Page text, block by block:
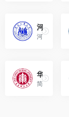
河北工业大学（Hebei University of Technology）
河北工业大学由河北省人民政府、天津市人民政府和教育部共建，由河北省教育厅主管，入选国家“双一流”建设高校。
华东师范大学（East China Normal University）
简称“华东师大”，位于上海市，由中华人民共和国教育部直属，是教育部和上海市人民政府重点共建的综合性研究型全国重点大学。